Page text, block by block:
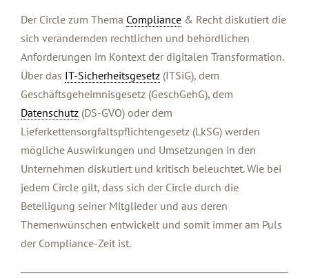
Der Circle zum Thema Compliance& Recht diskutiert die
sich verändernden rechtlichen und behördlichen
Anforderungen im Kontext der digitalen Transformation.
Über das IT-Sicherheitsgesetz(ITSiG), dem
Geschäftsgeheimnisgesetz (GeschGehG), dem
Datenschutz(DS-GVO) oder dem
Lieferkettensorgfaltspflichtengesetz (LkSG) werden
mögliche Auswirkungen und Umsetzungen in den
Unternehmen diskutiert und kritisch beleuchtet. Wie bei
jedem Circle gilt, dass sich der Circle durch die
Beteiligung seiner Mitglieder und aus deren
Themenwünschen entwickelt und somit immer am Puls
der Compliance-Zeit ist.